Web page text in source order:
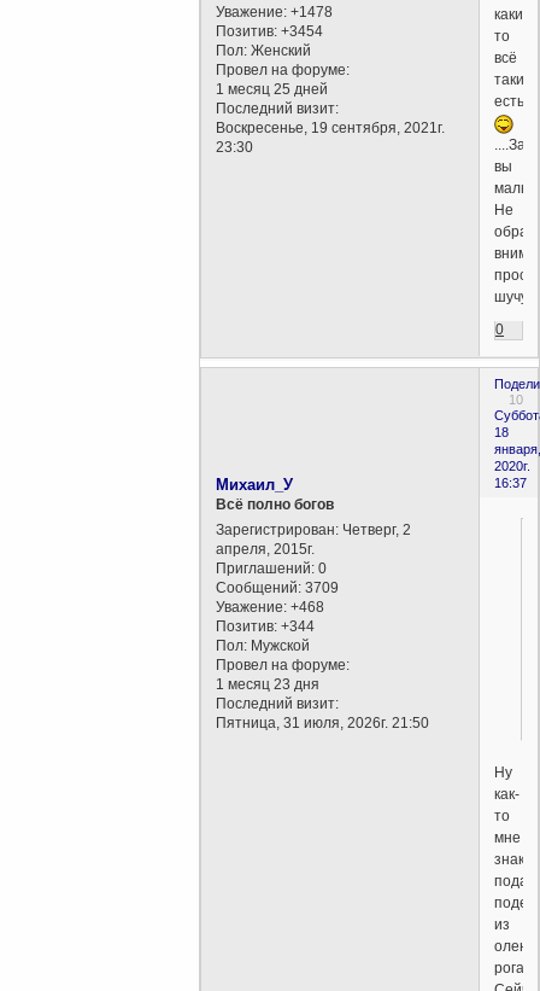
Уважение: +1478
Позитив: +3454
Пол: Женский
Провел на форуме:
1 месяц 25 дней
Последний визит:
Воскресенье, 19 сентября, 2021г.
23:30
какие-
то
всё
такие
есть?
вы
Не
0
10
18
января,
2020г.
16:37
Михаил_У
Всё полно богов
Зарегистрирован: Четверг, 2
апреля, 2015г.
Приглашений: 0
Сообщений: 3709
Уважение: +468
Позитив: +344
Пол: Мужской
Провел на форуме:
1 месяц 23 дня
Последний визит:
Пятница, 31 июля, 2026г. 21:50
Ну
как-
то
мне
из
рога.